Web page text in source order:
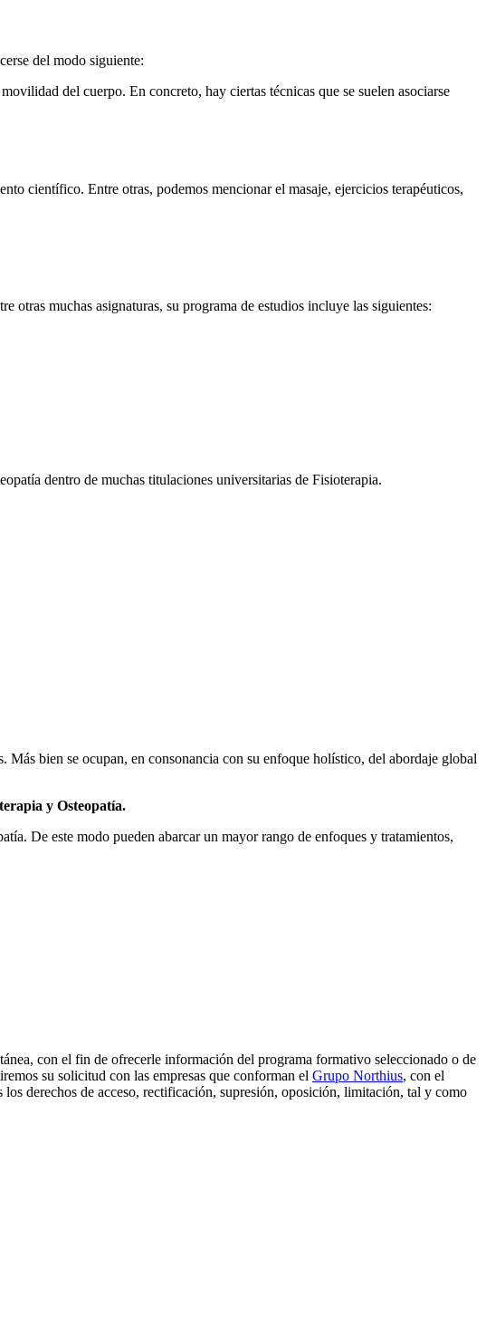
del modo siguiente:
del cuerpo. En concreto, hay ciertas técnicas que se suelen asociarse
científico. Entre otras, podemos mencionar el masaje, ejercicios terapéuticos,
otras muchas asignaturas, su programa de estudios incluye las siguientes:
dentro de muchas titulaciones universitarias de Fisioterapia.
Más bien se ocupan, en consonancia con su enfoque holístico, del abordaje global
y Osteopatía.
De este modo pueden abarcar un mayor rango de enfoques y tratamientos,
con el fin de ofrecerle información del programa formativo seleccionado o de
su solicitud con las empresas que conforman el Grupo Northius, con el
derechos de acceso, rectificación, supresión, oposición, limitación, tal y como